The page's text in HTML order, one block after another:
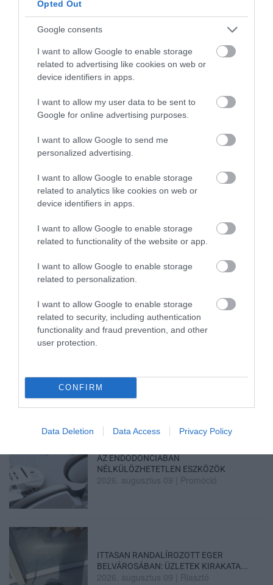
Opted Out
Google consents
I want to allow Google to enable storage
related to advertising like cookies on web or
device identifiers in apps.
I want to allow my user data to be sent to
Google for online advertising purposes.
I want to allow Google to send me
personalized advertising.
I want to allow Google to enable storage
related to analytics like cookies on web or
device identifiers in apps.
I want to allow Google to enable storage
related to functionality of the website or app.
I want to allow Google to enable storage
related to personalization.
I want to allow Google to enable storage
related to security, including authentication
functionality and fraud prevention, and other
user protection.
CONFIRM
Data Deletion Data Access Privacy Policy
TURIZMUSÁT: ELKÉSZÜLT A V...
2026. augusztus 10|Eger ügye
HÉTFŐ ESTÉTŐL ÚJABB TURBINA TERMEL
2026. augusztus 10 Mindenki ügye
MAGYAR PÉTERÉK A MARGITSZIGETEN
TALÁLKOZNAK A TISZA AKTIV...
2026. augusztus 10
FORRADALMI ÚJÍTÁSOK A JÖVŐ
ELEKTROMOS KERÉKPÁRJAIBAN
2026. augusztus 10
2026. augusztus 10
AZ ENDODONCIÁBAN
NÉLKÜLÖZHETETLEN ESZKÖZÖK
2026. augusztus 09 Promóció
ITTASAN RANDALÍROZOTT EGER
BELVÁROSÁBAN: ÜZLETEK KIRAKATA...
2026. augusztus 09 Riasztó